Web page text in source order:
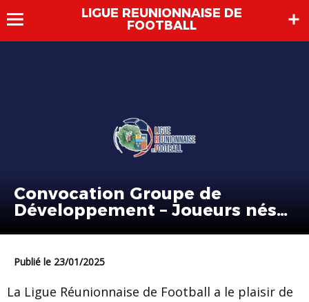
LIGUE REUNIONNAISE DE
FOOTBALL
Convocation Groupe de
Développement – Joueurs nés
Publié le 23/01/2025
La Ligue Réunionnaise de Football a le plaisir de